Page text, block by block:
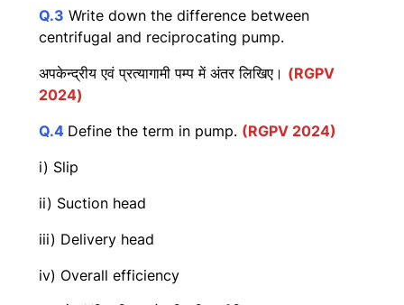
Q.3 Write down the difference between
centrifugal and reciprocating pump.
अपकेन्द्रीय एवं प्रत्यागामी पम्प में अंतर लिखिए। (RGPV
2024)
Q.4 Define the term in pump. (RGPV 2024)
i) Slip
ii) Suction head
iii) Delivery head
iv) Overall efficiency